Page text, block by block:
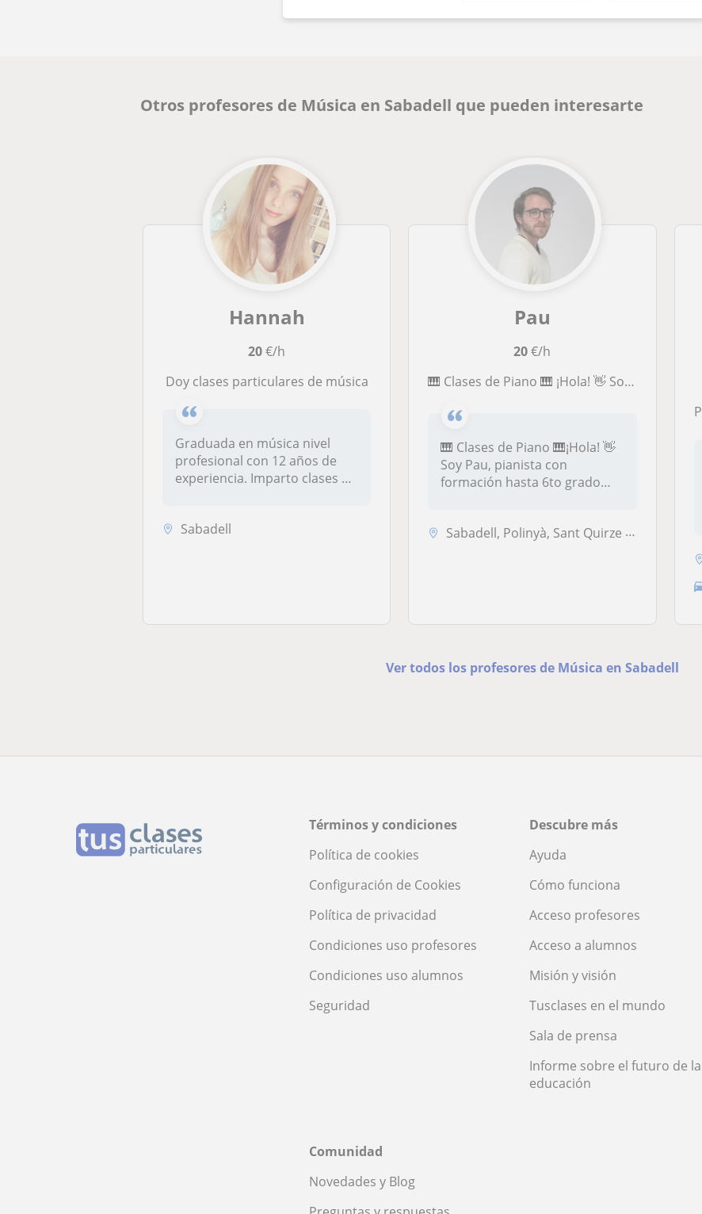
Otros profesores de Música en Sabadell que pueden interesarte
Hannah
20€/h
Doy clases particulares de música
Graduada en música nivel
profesional con 12 años de
experiencia. Imparto clases a
Sabadell
Pau
20€/h
🎹 Clases de Piano 🎹 ¡Hola! 👋 Soy Pau, pianista con formación hasta 6to grado profesional en el Conservatorio Municipal de Música de Sabadell. 🎓 Especializado en piano con ganas de dar clases de música: piano & solfeo
🎹 Clases de Piano 🎹¡Hola! 👋
Soy Pau, pianista con
formación hasta 6to grado
Sabadell, Polinyà, Sant Quirze del Vallès
Ver todos los profesores de Música en Sabadell
Términos y condiciones
Política de cookies
Configuración de Cookies
Política de privacidad
Condiciones uso profesores
Condiciones uso alumnos
Seguridad
Descubre más
Ayuda
Cómo funciona
Acceso profesores
Acceso a alumnos
Misión y visión
Tusclases en el mundo
Sala de prensa
Informe sobre el futuro de la
educación
Comunidad
Novedades y Blog